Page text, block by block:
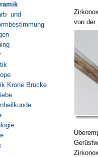
und
Krone Brücke
von der